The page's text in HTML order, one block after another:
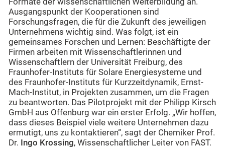
Ausgangspunkt der Kooperationen sind
Forschungsfragen, die für die Zukunft des jeweiligen
Unternehmens wichtig sind. Was folgt, ist ein
gemeinsames Forschen und Lernen: Beschäftigte der
Firmen arbeiten mit Wissenschaftlerinnen und
Wissenschaftlern der Universität Freiburg, des
Fraunhofer-Instituts für Solare Energiesysteme und
des Fraunhofer-Instituts für Kurzzeitdynamik, Ernst-
Mach-Institut, in Projekten zusammen, um die Fragen
zu beantworten. Das Pilotprojekt mit der Philipp Kirsch
GmbH aus Offenburg war ein erster Erfolg. „Wir hoffen,
dass dieses Beispiel viele weitere Unternehmen dazu
ermutigt, uns zu kontaktieren“, sagt der Chemiker Prof.
Dr. Ingo Krossing, Wissenschaftlicher Leiter von FAST.